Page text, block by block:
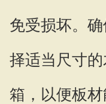
免受损坏。
择适当尺寸的
箱，以便板